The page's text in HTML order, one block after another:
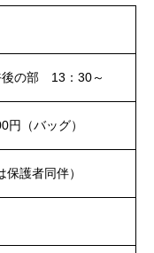
の部 13：30～
（バッグ）
護者同伴）